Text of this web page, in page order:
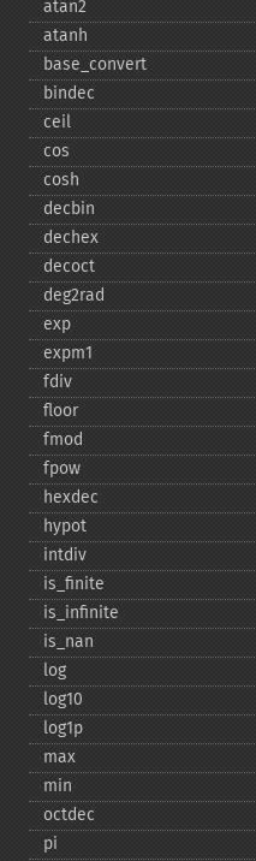
atan2
atanh
base_​convert
bindec
ceil
cos
cosh
decbin
dechex
decoct
deg2rad
exp
expm1
fdiv
floor
fmod
fpow
hexdec
hypot
intdiv
is_​finite
is_​infinite
is_​nan
log
log10
log1p
max
min
octdec
pi